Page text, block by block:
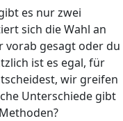
es nur zwei
sich die Wahl an
vorab gesagt oder du
ist es egal, für
wir greifen
Unterschiede gibt